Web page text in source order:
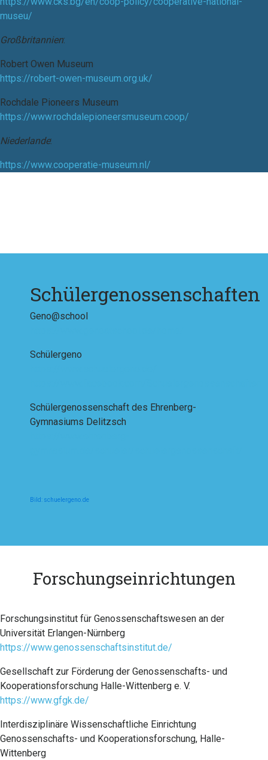
museu/
Großbritannien:
Robert Owen Museum
https://robert-owen-museum.org.uk/
Rochdale Pioneers Museum
https://www.rochdalepioneersmuseum.coop/
Niederlande:
https://www.cooperatie-museum.nl/
Schülergenossenschaften
Geno@school
Schülergeno
Schülergenossenschaft des Ehrenberg-
Gymnasiums Delitzsch
Bild: schuelergeno.de
Forschungseinrichtungen
Forschungsinstitut für Genossenschaftswesen an der
Universität Erlangen-Nürnberg
https://www.genossenschaftsinstitut.de/
Gesellschaft zur Förderung der Genossenschafts- und
Kooperationsforschung Halle-Wittenberg e. V.
https://www.gfgk.de/
Interdisziplinäre Wissenschaftliche Einrichtung
Genossenschafts- und Kooperationsforschung, Halle-
Wittenberg